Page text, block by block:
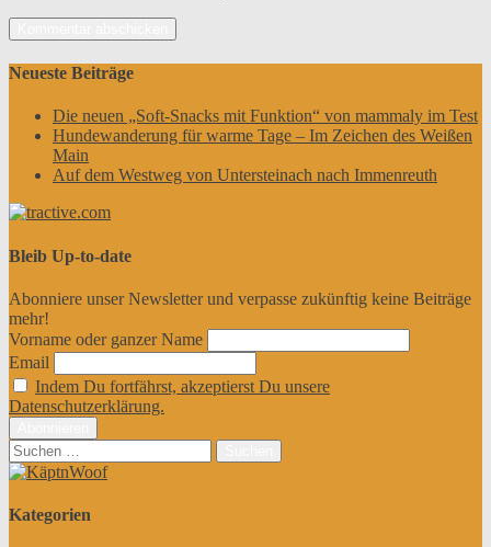
Neueste Beiträge
Die neuen „Soft-Snacks mit Funktion“ von mammaly im Test
Hundewanderung für warme Tage – Im Zeichen des Weißen
Main
Auf dem Westweg von Untersteinach nach Immenreuth
Bleib Up-to-date
Abonniere unser Newsletter und verpasse zukünftig keine Beiträge
mehr!
Vorname oder ganzer Name
Email
Indem Du fortfährst, akzeptierst Du unsere
Datenschutzerklärung.
Suchen
nach:
Kategorien